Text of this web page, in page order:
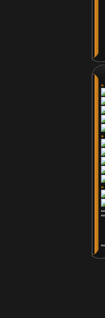
»
»
»